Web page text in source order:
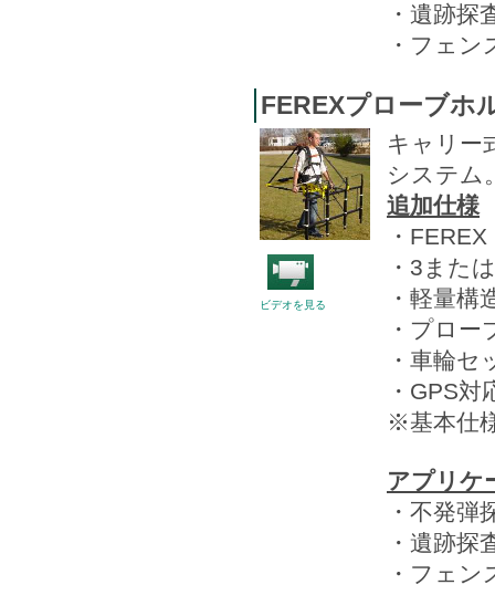
・遺跡探
・フェ
FEREXプローブホ
ビデオを見る
キャリー
システム
追加仕様
・
・3また
・軽量
・プロー
・車輪
・GPS
※基本仕
アプリケ
・不発弾
・遺跡探
・フェ